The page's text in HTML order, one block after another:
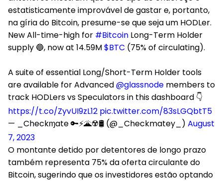
estatisticamente improvável de gastar e, portanto,
na gíria do Bitcoin, presume-se que seja um HODLer.
New All-time-high for #Bitcoin Long-Term Holder
supply 🔵, now at 14.59M$BTC (75% of circulating).
A suite of essential Long/Short-Term Holder tools
are available for Advanced@glassnode members to
track HODLers vs Speculators in this dashboard 👇
https://t.co/ZyvUI9zL12 pic.twitter.com/83sLGQbtT5
— _Checkɱate 🔑⚡🌋☢️🛢️ (@_Checkmatey_) August
7, 2023
O montante detido por detentores de longo prazo
também representa 75% da oferta circulante do
Bitcoin, sugerindo que os investidores estão optando